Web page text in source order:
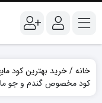
خانه خرید بهترین کود
کود مخصوص گندم و جو مایع